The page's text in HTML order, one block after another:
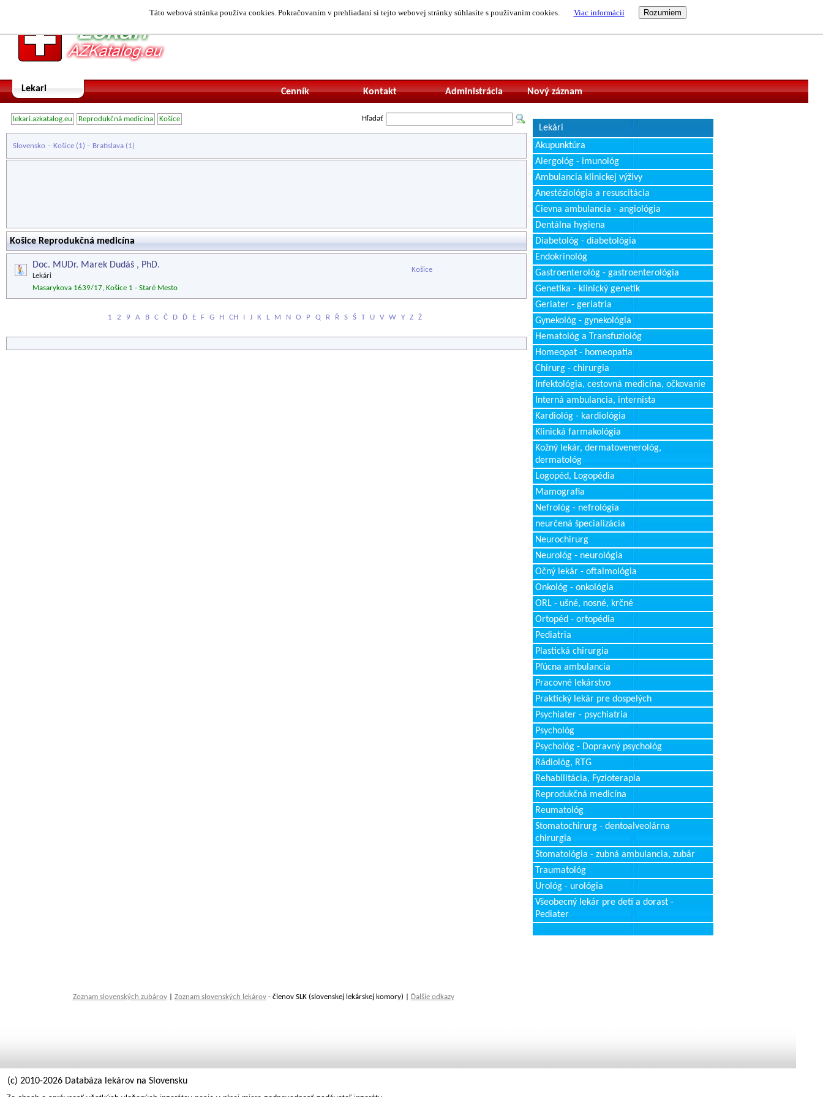
Táto webová stránka používa cookies. Pokračovaním v prehliadaní si tejto webovej stránky súhlasíte s používaním cookies. Viac informácií
Lekari Nový záznam
Administrácia
Kontakt
Cenník
lekari.azkatalog.eu Reprodukčná medicína Košice Hľadať
Slovensko - Košice (1) - Bratislava (1)
Košice Reprodukčná medicína
Doc. MUDr. Marek Dudáš , PhD.
Lekári
Košice
Masarykova 1639/17, Košice 1 - Staré Mesto
1 2 9 A B C Č D Ď E F G H CH I J K L M N O P Q R Ř S Š T U V W Y Z Ž
Lekári
Akupunktúra
Alergológ - imunológ
Ambulancia klinickej výživy
Anestéziológia a resuscitácia
Cievna ambulancia - angiológia
Dentálna hygiena
Diabetológ - diabetológia
Endokrinológ
Gastroenterológ - gastroenterológia
Genetika - klinický genetik
Geriater - geriatria
Gynekológ - gynekológia
Hematológ a Transfuziológ
Homeopat - homeopatia
Chirurg - chirurgia
Infektológia, cestovná medicína, očkovanie
Interná ambulancia, internista
Kardiológ - kardiológia
Klinická farmakológia
Kožný lekár, dermatovenerológ,
dermatológ
Logopéd, Logopédia
Mamografia
Nefrológ - nefrológia
neurčená špecializácia
Neurochirurg
Neurológ - neurológia
Očný lekár - oftalmológia
Onkológ - onkológia
ORL - ušné, nosné, krčné
Ortopéd - ortopédia
Pediatria
Plastická chirurgia
Pľúcna ambulancia
Pracovné lekárstvo
Praktický lekár pre dospelých
Psychiater - psychiatria
Psychológ
Psychológ - Dopravný psychológ
Rádiológ, RTG
Rehabilitácia, Fyzioterapia
Reprodukčná medicína
Reumatológ
Stomatochirurg - dentoalveolárna
chirurgia
Stomatológia - zubná ambulancia, zubár
Traumatológ
Urológ - urológia
Všeobecný lekár pre deti a dorast -
Pediater
Zoznam slovenských zubárov| Zoznam slovenských lekárov- členov SLK (slovenskej lekárskej komory) | Ďalšie odkazy
(c) 2010-2026 Databáza lekárov na Slovensku